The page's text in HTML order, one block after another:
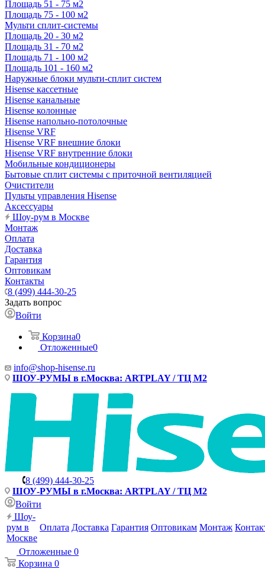
Площадь 51 - 75 м2
Площадь 75 - 100 м2
Мульти сплит-системы
Площадь 20 - 30 м2
Площадь 31 - 70 м2
Площадь 71 - 100 м2
Площадь 101 - 160 м2
Наружные блоки мульти-сплит систем
Hisense кассетные
Hisense канальные
Hisense колонные
Hisense напольно-потолочные
Hisense VRF
Hisense VRF внешние блоки
Hisense VRF внутренние блоки
Мобильные кондиционеры
Бытовые сплит системы с приточной вентиляцией
Очистители
Пульты управления Hisense
Аксессуары
Шоу-рум в Москве
Монтаж
Оплата
Доставка
Гарантия
Оптовикам
Контакты
8 (499) 444-30-25
Задать вопрос
Войти
Корзина0
Отложенные0
info@shop-hisense.ru
ШОУ-РУМЫ в г.Москва: ARTPLAY / ТЦ М2
8 (499) 444-30-25
ШОУ-РУМЫ в г.Москва: ARTPLAY / ТЦ М2
Войти
Шоу-
рум в
Москве
Оплата Доставка Гарантия Оптовикам Монтаж
Отложенные 0
Корзина 0